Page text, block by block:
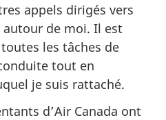
appels dirigés vers
autour de moi. Il est
les tâches de
tout en
je suis rattaché.
d’Air Canada ont